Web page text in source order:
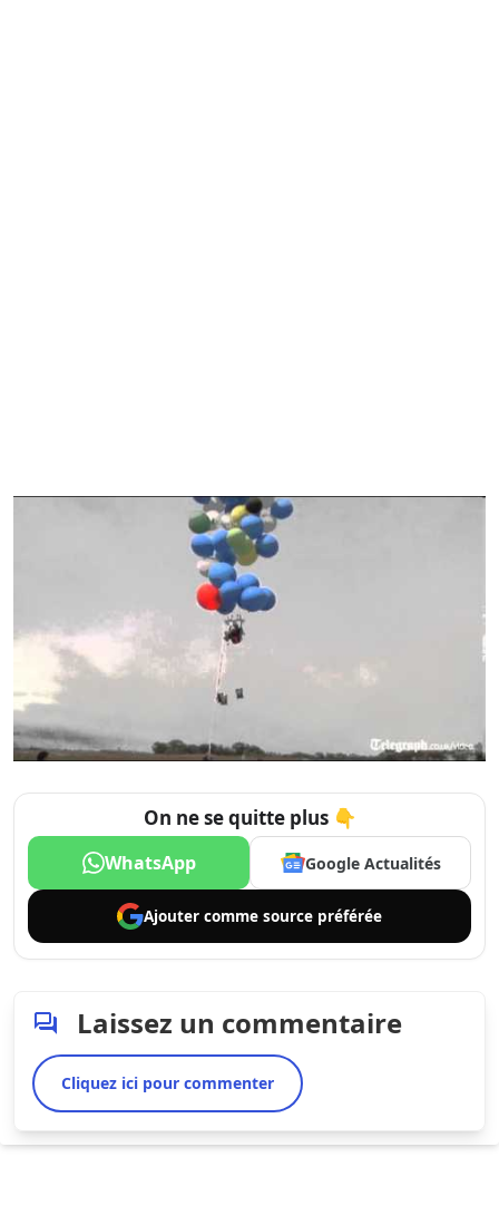
On ne se quitte plus 👇
WhatsApp Google Actualités
Ajouter comme source préférée
Laissez un commentaire
Cliquez ici pour commenter